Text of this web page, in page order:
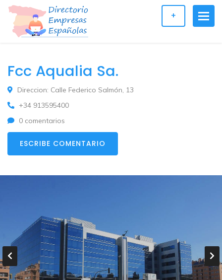
+
Fcc Aqualia Sa.
Direccion: Calle Federico Salmón, 13
+34 913595400
0 comentarios
ESCRIBE COMENTARIO